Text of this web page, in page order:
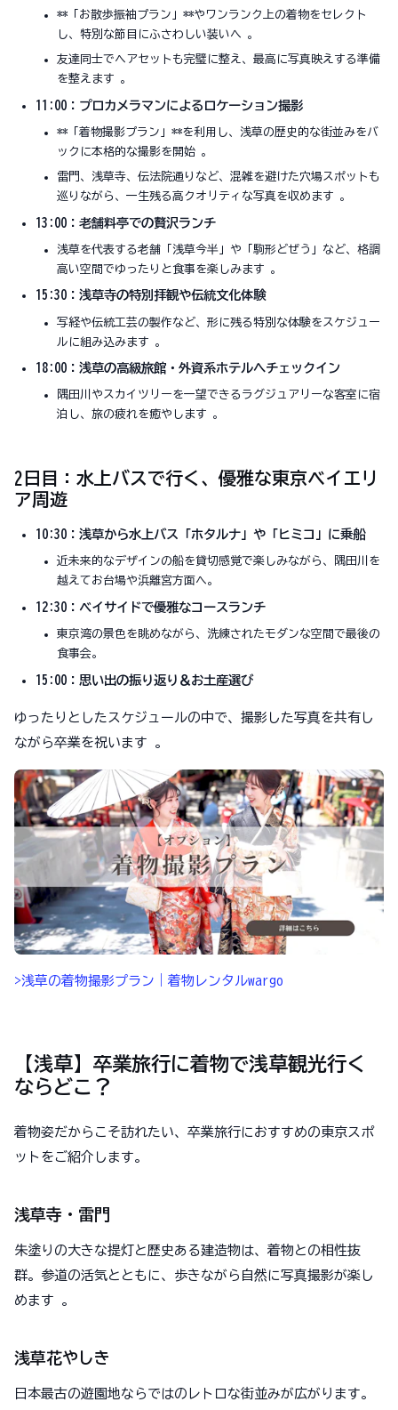
**「お散歩振袖プラン」**やワンランク上の着物をセレクト
し、特別な節目にふさわしい装いへ 。
友達同士でヘアセットも完璧に整え、最高に写真映えする準備
を整えます 。
11:00：プロカメラマンによるロケーション撮影
**「着物撮影プラン」**を利用し、浅草の歴史的な街並みをバ
ックに本格的な撮影を開始 。
雷門、浅草寺、伝法院通りなど、混雑を避けた穴場スポットも
巡りながら、一生残る高クオリティな写真を収めます 。
13:00：老舗料亭での贅沢ランチ
浅草を代表する老舗「浅草今半」や「駒形どぜう」など、格調
高い空間でゆったりと食事を楽しみます 。
15:30：浅草寺の特別拝観や伝統文化体験
写経や伝統工芸の製作など、形に残る特別な体験をスケジュー
ルに組み込みます 。
18:00：浅草の高級旅館・外資系ホテルへチェックイン
隅田川やスカイツリーを一望できるラグジュアリーな客室に宿
泊し、旅の疲れを癒やします 。
2日目：水上バスで行く、優雅な東京ベイエリ
ア周遊
10:30：浅草から水上バス「ホタルナ」や「ヒミコ」に乗船
近未来的なデザインの船を貸切感覚で楽しみながら、隅田川を
越えてお台場や浜離宮方面へ。
12:30：ベイサイドで優雅なコースランチ
東京湾の景色を眺めながら、洗練されたモダンな空間で最後の
食事会。
15:00：思い出の振り返り＆お土産選び
ゆったりとしたスケジュールの中で、撮影した写真を共有し
ながら卒業を祝います 。
>浅草の着物撮影プラン｜着物レンタルwargo
【浅草】卒業旅行に着物で浅草観光行く
ならどこ？
着物姿だからこそ訪れたい、卒業旅行におすすめの東京スポ
ットをご紹介します。
浅草寺・雷門
朱塗りの大きな提灯と歴史ある建造物は、着物との相性抜
群。参道の活気とともに、歩きながら自然に写真撮影が楽し
めます 。
浅草花やしき
日本最古の遊園地ならではのレトロな街並みが広がります。